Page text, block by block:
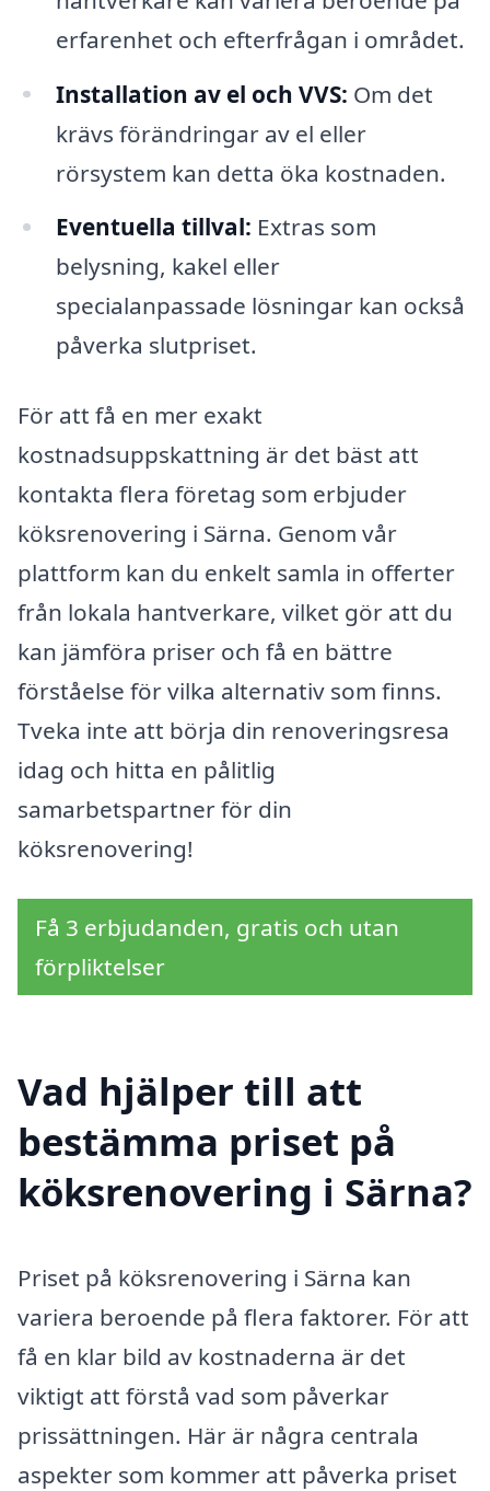
erfarenhet och efterfrågan i området.
Installation av el och VVS: Om det
krävs förändringar av el eller
rörsystem kan detta öka kostnaden.
Eventuella tillval: Extras som
belysning, kakel eller
specialanpassade lösningar kan också
påverka slutpriset.
För att få en mer exakt
kostnadsuppskattning är det bäst att
kontakta flera företag som erbjuder
köksrenovering i Särna. Genom vår
plattform kan du enkelt samla in offerter
från lokala hantverkare, vilket gör att du
kan jämföra priser och få en bättre
förståelse för vilka alternativ som finns.
Tveka inte att börja din renoveringsresa
idag och hitta en pålitlig
samarbetspartner för din
köksrenovering!
Få 3 erbjudanden, gratis och utan
förpliktelser
Vad hjälper till att
bestämma priset på
köksrenovering i Särna?
Priset på köksrenovering i Särna kan
variera beroende på flera faktorer. För att
få en klar bild av kostnaderna är det
viktigt att förstå vad som påverkar
prissättningen. Här är några centrala
aspekter som kommer att påverka priset